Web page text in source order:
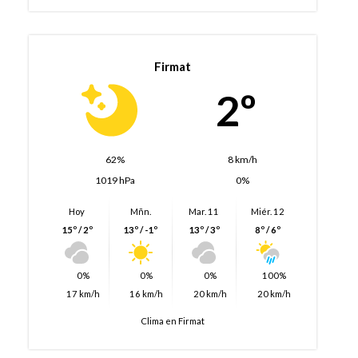
Firmat
2º
62%
8 km/h
1019 hPa
0%
Hoy
15º / 2º
0%
17 km/h
Mñn.
13º / -1º
0%
16 km/h
Mar. 11
13º / 3º
0%
20 km/h
Miér. 12
8º / 6º
100%
20 km/h
Clima en Firmat